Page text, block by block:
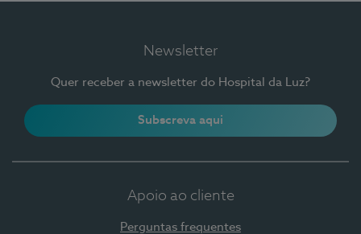
Newsletter
Quer receber a newsletter do Hospital da Luz?
Subscreva aqui
Apoio ao cliente
Perguntas frequentes